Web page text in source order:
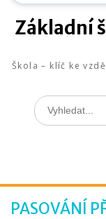
Základní
Škola – klíč ke
Search
for:
PASOVÁNÍ